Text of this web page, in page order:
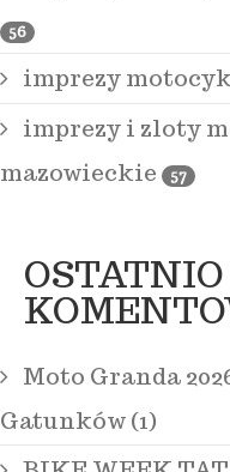
56
imprezy
imprezy i zloty
mazowieckie
57
OSTATNIO
Moto Granda
Gatunków (1)